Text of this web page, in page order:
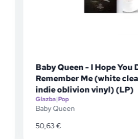
Baby Queen - I Hope You
Remember Me (white
indie oblivion vinyl) (LP)
Glazba|Pop
Baby Queen
50,63€